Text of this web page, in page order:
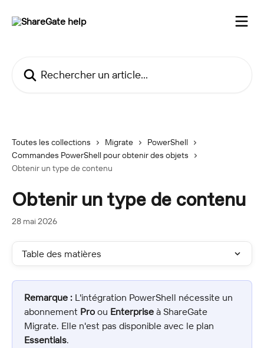
Toutes les collections Migrate
PowerShell
Commandes PowerShell pour obtenir des objets
Obtenir un type de contenu
Obtenir un type de contenu
28 mai 2026
Table des matières
Remarque : L'intégration PowerShell nécessite un
abonnement Pro ou Enterprise à ShareGate
Migrate. Elle n'est pas disponible avec le plan
Essentials.